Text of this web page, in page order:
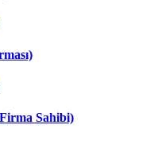
Sahibi)